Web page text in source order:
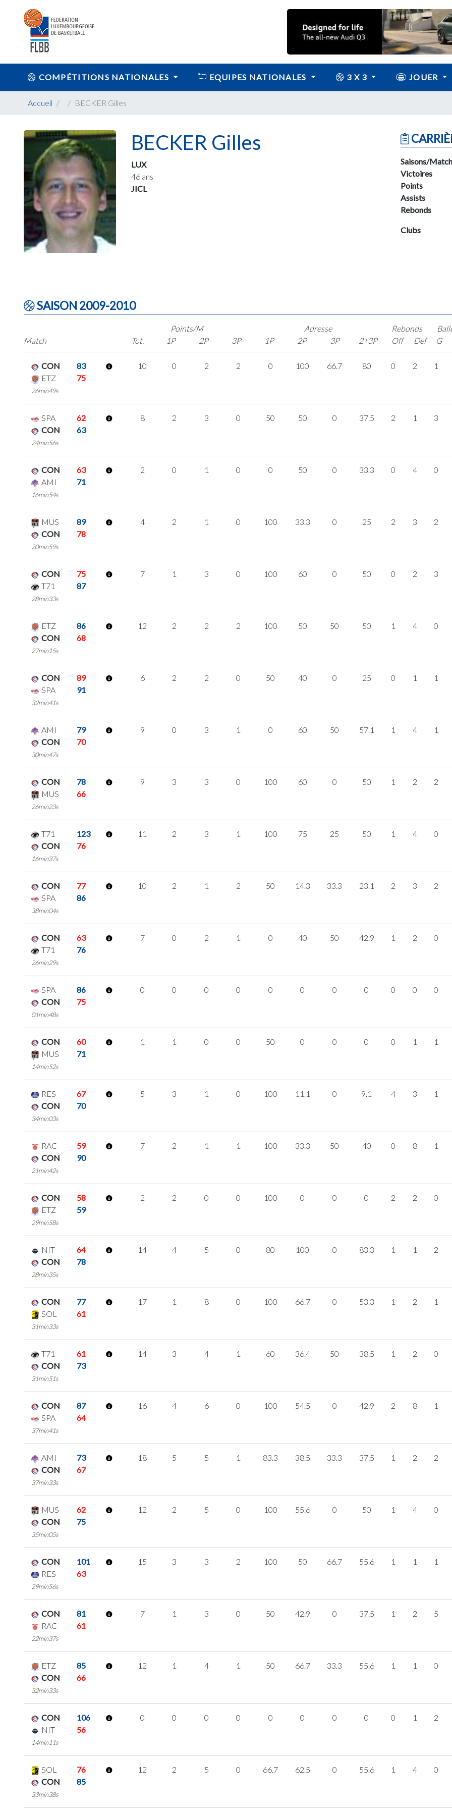
COMPÉTITIONS NATIONALES EQUIPES NATIONALES 3 X 3 JOUER
Accueil BECKER Gilles
BECKER Gilles
LUX
46 ans
JICL
Saisons/
Victoires
Points
Assists
Rebonds
Clubs
SAISON 2009-2010
Match
Points/M
Tot.
1P 2P 3P
Adresse
1P
2P 3P 2+3P
Rebonds
Off
Def
G
CON
83
ETZ
75
26min49s
10 0 2 2 0 100 66.7 80 0 2 1
SPA
62
CON
63
24min56s
8 2 3 0 50 50 0 37.5 2 1 3
CON
63
AMI
71
16min54s
2 0 1 0 0 50 0 33.3 0 4 0
MUS
89
CON
78
20min59s
4 2 1 0 100 33.3 0 25 2 3 2
CON
75
T71
87
28min33s
7 1 3 0 100 60 0 50 0 2 3
ETZ
86
CON
68
27min15s
12 2 2 2 100 50 50 50 1 4 0
CON
89
SPA
91
32min41s
6 2 2 0 50 40 0 25 0 1 1
AMI
79
CON
70
30min47s
9 0 3 1 0 60 50 57.1 1 4 1
CON
78
MUS
66
26min23s
9 3 3 0 100 60 0 50 1 2 2
T71
123
CON
76
16min37s
11 2 3 1 100 75 25 50 1 4 0
CON
77
SPA
86
38min04s
10 2 1 2 50 14.3 33.3 23.1 2 3 2
CON
63
T71
76
26min29s
7 0 2 1 0 40 50 42.9 1 2 0
SPA
86
CON
75
01min48s
0 0 0 0 0 0 0 0 0 0 0
CON
60
MUS
71
14min52s
1 1 0 0 50 0 0 0 0 1 1
RES
67
CON
70
34min03s
5 3 1 0 100 11.1 0 9.1 4 3 1
RAC
59
CON
90
21min42s
7 2 1 1 100 33.3 50 40 0 8 1
CON
58
ETZ
59
29min58s
2 2 0 0 100 0 0 0 2 2 0
NIT
64
CON
78
28min35s
14 4 5 0 80 100 0 83.3 1 1 2
CON
77
SOL
61
31min33s
17 1 8 0 100 66.7 0 53.3 1 2 1
T71
61
CON
73
31min51s
14 3 4 1 60 36.4 50 38.5 1 2 0
CON
87
SPA
64
37min41s
16 4 6 0 100 54.5 0 42.9 2 8 1
AMI
73
CON
67
37min33s
18 5 5 1 83.3 38.5 33.3 37.5 1 2 2
MUS
62
CON
75
35min05s
12 2 5 0 100 55.6 0 50 1 4 0
CON
101
RES
63
29min56s
15 3 3 2 100 50 66.7 55.6 1 1 1
CON
81
RAC
61
22min37s
7 1 3 0 50 42.9 0 37.5 1 2 5
ETZ
85
CON
66
32min33s
12 1 4 1 50 66.7 33.3 55.6 1 1 0
CON
106
NIT
56
14min11s
0 0 0 0 0 0 0 0 0 1 2
SOL
76
CON
85
33min38s
12 2 5 0 66.7 62.5 0 55.6 1 4 0